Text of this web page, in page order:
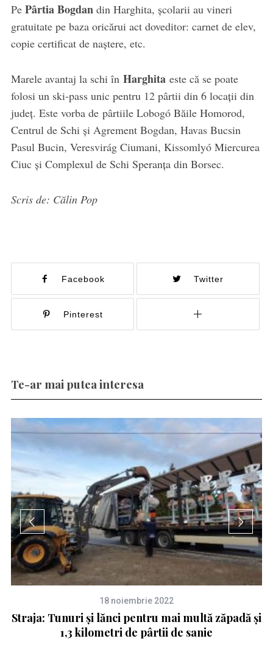
Pe Pârtia Bogdandin Harghita, școlarii au vineri
gratuitate pe baza oricărui act doveditor: carnet de elev,
copie certificat de naștere, etc.
Marele avantaj la schi în Harghitaeste că se poate
folosi un ski-pass unic pentru 12 pârtii din 6 locații din
județ. Este vorba de pârtiile Lobogó Băile Homorod,
Centrul de Schi și Agrement Bogdan, Havas Bucsin
Pasul Bucin, Veresvirág Ciumani, Kissomlyó Miercurea
Ciuc și Complexul de Schi Speranța din Borsec.
Scris de: Călin Pop
Facebook Twitter
Pinterest
Te-ar mai putea interesa
18 noiembrie 2022
Straja: Tunuri și lănci pentru mai multă zăpadă și
1,3 kilometri de pârtii de sanie